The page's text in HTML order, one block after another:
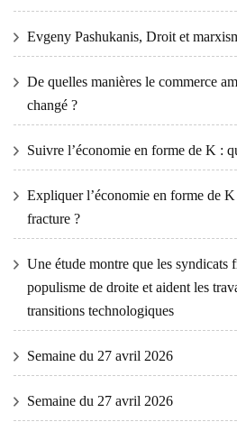
Evgeny Pashukanis, Droit et
De quelles manières le commerce
changé ?
Suivre l’économie en forme de K :
Expliquer l’économie en forme de
fracture ?
Une étude montre que les syndicats
populisme de droite et aident les
transitions technologiques
Semaine du 27 avril 2026
Semaine du 27 avril 2026